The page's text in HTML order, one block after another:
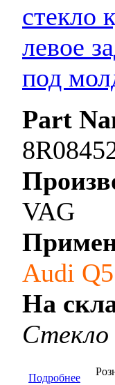
стекло
левое
под
Part
VAG
Audi Q5
На
Стекло
Подробнее